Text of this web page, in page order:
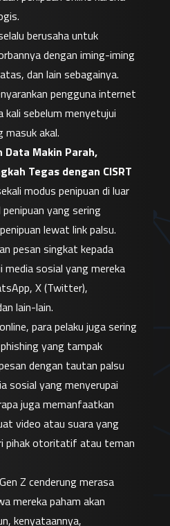
berusaha untuk
dengan iming-iming
dan lain sebagainya.
pengguna internet
kali sebelum menyetujui
masuk akal.
Data Makin Parah,
Tegas dengan CISRT
modus penipuan di luar
yang sering
lewat link palsu.
pesan singkat kepada
media sosial yang mereka
X (Twitter),
lain-lain.
para pelaku juga sering
yang tampak
dengan tautan palsu
sosial yang menyerupai
juga memanfaatkan
video atau suara yang
pihak otoritatif atau teman
Z cenderung merasa
mereka paham akan
kenyataannya,